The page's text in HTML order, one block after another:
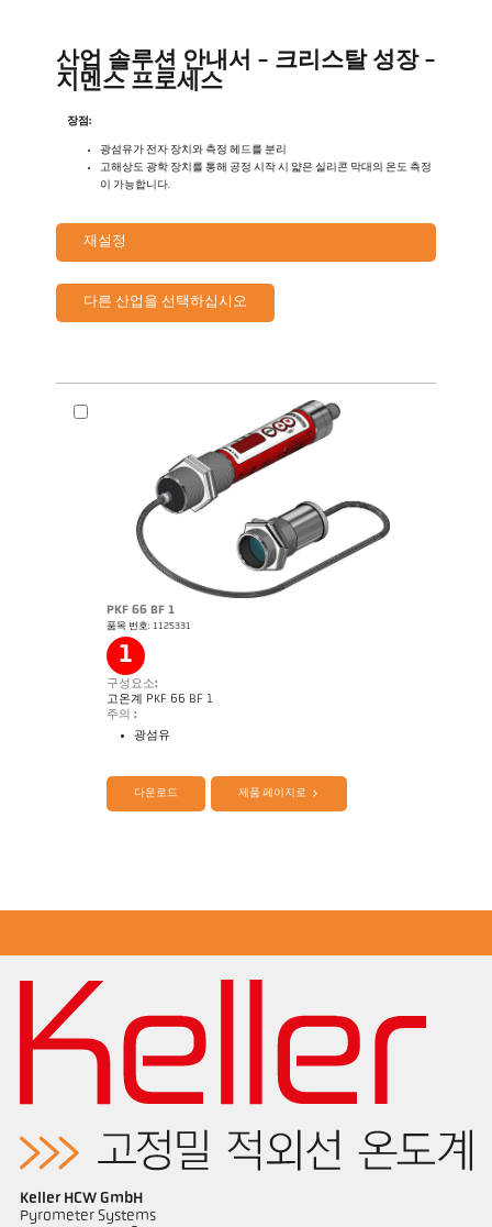
산업 솔루션 안내서 - 크리스탈 성장 -
지멘스 프로세스
장점:
광섬유가 전자 장치와 측정 헤드를 분리
고해상도 광학 장치를 통해 공정 시작 시 얇은 실리콘 막대의 온도 측정
이 가능합니다.
재설정
다른 산업을 선택하십시오
PKF 66 BF 1
품목 번호: 1125331
1
구성요소:
고온계 PKF 66 BF 1
주의 :
광섬유
제품 카다로그 CellaTemp PK PKF PKL
Application Note Semiconductor industry
다운로드 제품 페이지로
Keller HCW GmbH
Pyrometer Systems